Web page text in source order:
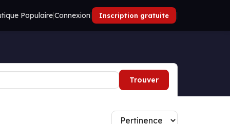
Populaire|Connexion| Inscription gratuite |
Trouver